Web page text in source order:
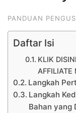
PANDUAN
Daftar Isi
KLIK
Langkah
Langkah
Bahan yang